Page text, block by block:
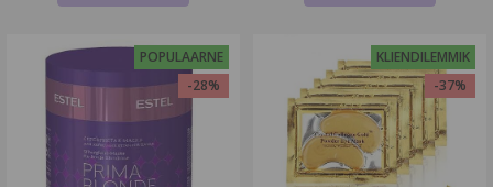
POPULAARNE
-28%
KLIENDILEMMIK
-37%